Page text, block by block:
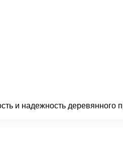
и надежность деревянного